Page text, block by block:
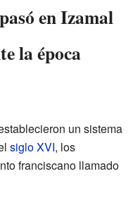
en Izamal
la época
un sistema
siglo XVI, los
franciscano llamado